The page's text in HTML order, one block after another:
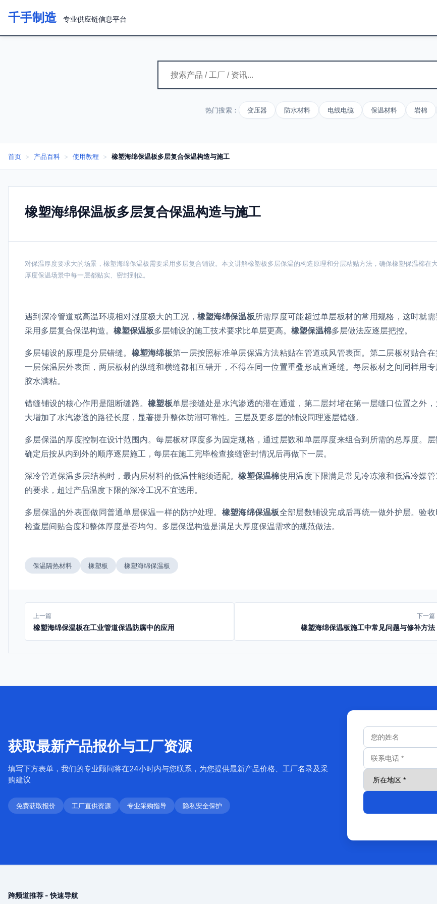
千手制造 专业供应链信息平台
热门搜索： 变压器 防水材料 电线电缆 保温材料 岩棉
首页 > 产品百科 > 使用教程 > 橡塑海绵保温板多层复合保温构造与施工
橡塑海绵保温板多层复合保温构造与施工
对保温厚度要求大的场景，橡塑海绵保温板需要采用多层复合铺设。本文讲解橡塑板多层保温的构造原理和分层粘贴方法，确保橡塑保温棉在大
厚度保温场景中每一层都贴实、密封到位。
遇到深冷管道或高温环境相对湿度极大的工况， 橡塑海绵保温板所需厚度可能超过单层板材的常用规格，这时就
采用多层复合保温构造。 橡塑保温板多层铺设的施工技术要求比单层更高。 橡塑保温棉多层做法应逐层把控。
多层铺设的原理是分层错缝。 橡塑海绵板第一层按照标准单层保温方法粘贴在管道或风管表面。第二层板材贴合在
一层保温层外表面，两层板材的纵缝和横缝都相互错开，不得在同一位置重叠形成直通缝。每层板材之间同样用专
胶水满粘。
错缝铺设的核心作用是阻断缝路。橡塑板单层接缝处是水汽渗透的潜在通道，第二层封堵在第一层缝口位置之外，
大增加了水汽渗透的路径长度，显著提升整体防潮可靠性。三层及更多层的铺设同理逐层错缝。
多层保温的厚度控制在设计范围内。每层板材厚度多为固定规格，通过层数和单层厚度来组合到所需的总厚度。层
确定后按从内到外的顺序逐层施工，每层在施工完毕检查接缝密封情况后再做下一层。
深冷管道保温多层结构时，最内层材料的低温性能须适配。橡塑保温棉使用温度下限满足常见冷冻液和低温冷媒管
的要求，超过产品温度下限的深冷工况不宜选用。
多层保温的外表面做同普通单层保温一样的防护处理。 橡塑海绵保温板全部层数铺设完成后再统一做外护层。验
检查层间贴合度和整体厚度是否均匀。多层保温构造是满足大厚度保温需求的规范做法。
保温隔热材料 橡塑板 橡塑海绵保温板
上一篇
橡塑海绵保温板在工业管道保温防腐中的应用
下一篇
橡塑海绵保温板施工中常见问题与修补方法
获取最新产品报价与工厂资源
填写下方表单，我们的专业顾问将在24小时内与您联系，为您提供最新产品价格、工厂名录及采
购建议
免费获取报价 工厂直供资源 专业采购指导 隐私安全保护
跨频道推荐 - 快速导航